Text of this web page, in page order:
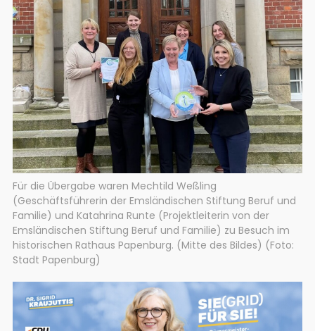
Für die Übergabe waren Mechtild Weßling
(Geschäftsführerin der Emsländischen Stiftung Beruf und
Familie) und Katahrina Runte (Projektleiterin von der
Emsländischen Stiftung Beruf und Familie) zu Besuch im
historischen Rathaus Papenburg. (Mitte des Bildes) (Foto:
Stadt Papenburg)